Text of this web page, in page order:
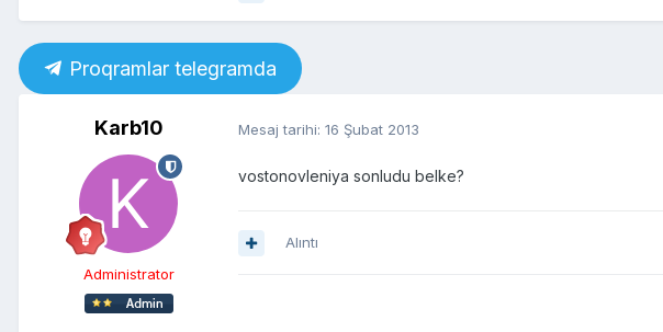
Proqramlar telegramda
Karb10
Administrator
Mesaj tarihi: 16 Şubat 2013
vostonovleniya sonludu belke?
Alıntı